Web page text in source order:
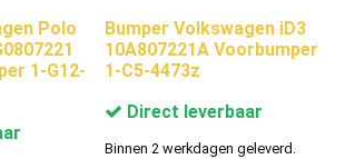
Polo
1-G12-
Bumper Volkswagen iD3
10A807221A Voorbumper
1-C5-4473z
Direct leverbaar
Binnen 2 werkdagen geleverd.